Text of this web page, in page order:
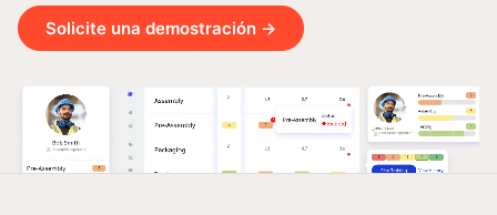
Solicite una demostración →